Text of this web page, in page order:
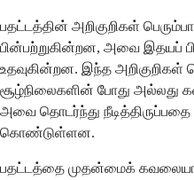
பதட்டத்தின் அறிகுறிகள்
பின்பற்றுகின்றன, அவை இதயப்
உதவுகின்றன. இந்த
சூழ்நிலைகளின் போது அல்லது
அவை தொடர்ந்து
கொண்டுள்ளன.
பதட்டத்தை முதன்மைக்